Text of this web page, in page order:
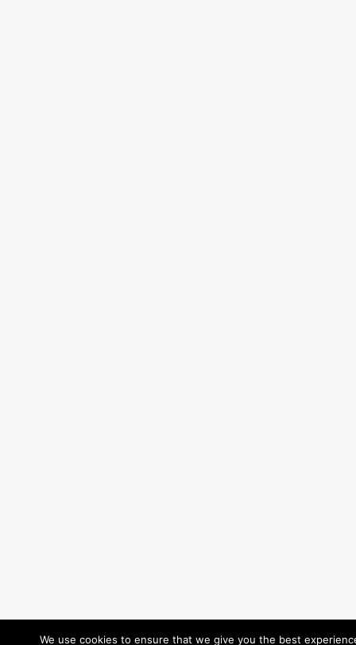
We use cookies to ensure that we give you the best